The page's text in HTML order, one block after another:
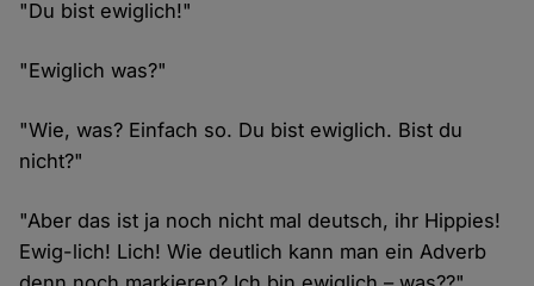
"Du bist ewiglich!"
"Ewiglich was?"
"Wie, was? Einfach so. Du bist ewiglich. Bist du
nicht?"
"Aber das ist ja noch nicht mal deutsch, ihr Hippies!
Ewig-lich! Lich! Wie deutlich kann man ein Adverb